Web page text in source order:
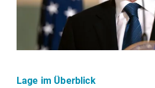
Lage im Überblick